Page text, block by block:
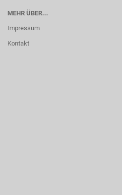
MEHR ÜBER...
Impressum
Kontakt